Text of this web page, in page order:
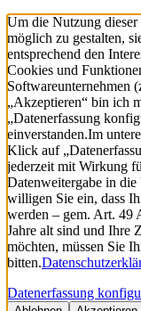
Um die Nutzung
möglich zu gestalten,
entsprechend den
Cookies und
Softwareunternehmen
„Akzeptieren“ bin ich
„Datenerfassung
einverstanden.Im
Klick auf
jederzeit mit Wirkung
Datenweitergabe in
willigen Sie ein, dass
werden – gem. Art. 49
Jahre alt sind und Ihre
möchten, müssen Sie
bitten.
Datenerfassung